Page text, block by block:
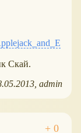
Скай.
admin